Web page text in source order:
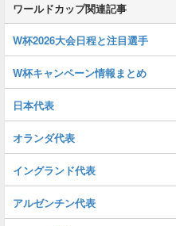
ワールドカップ関連記事
W杯2026大会日程と注目選手
W杯キャンペーン情報まとめ
日本代表
オランダ代表
イングランド代表
アルゼンチン代表